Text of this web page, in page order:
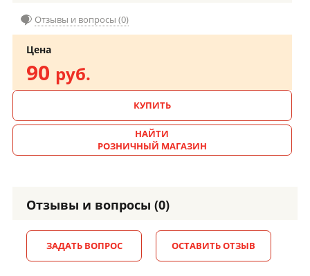
Отзывы и вопросы (0)
Цена
90 руб.
КУПИТЬ
НАЙТИ
РОЗНИЧНЫЙ МАГАЗИН
Отзывы и вопросы (0)
ЗАДАТЬ ВОПРОС ОСТАВИТЬ ОТЗЫВ